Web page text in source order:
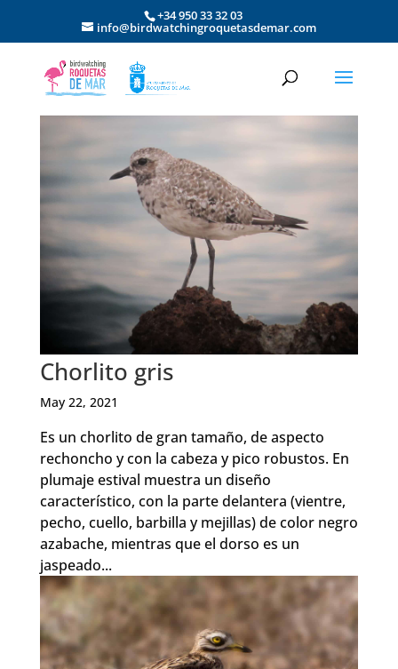
+34 950 33 32 03
info@birdwatchingroquetasdemar.com
Chorlito gris
May 22, 2021
Es un chorlito de gran tamaño, de aspecto
rechoncho y con la cabeza y pico robustos. En
plumaje estival muestra un diseño
característico, con la parte delantera (vientre,
pecho, cuello, barbilla y mejillas) de color negro
azabache, mientras que el dorso es un
jaspeado...